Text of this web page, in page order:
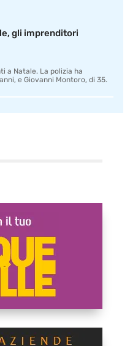
gli imprenditori
a Natale. La polizia ha
e Giovanni Montoro, di 35.